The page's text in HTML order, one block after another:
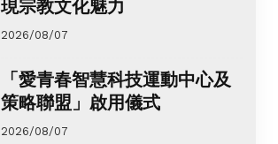
現宗教文化魅力
2026/08/07
「愛青春智慧科技運動中心及
策略聯盟」啟用儀式
2026/08/07